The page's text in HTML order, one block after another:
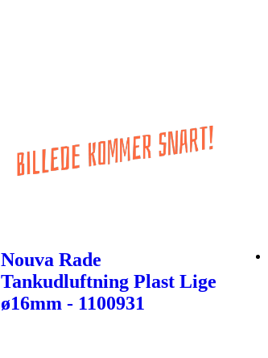
Nouva Rade
Tankudluftning Plast Lige
ø16mm - 1100931